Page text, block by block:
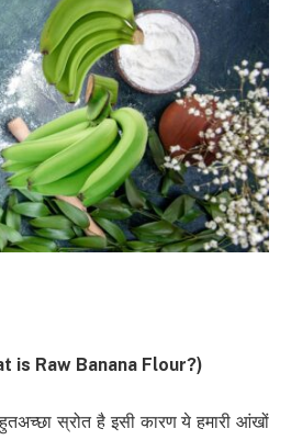
is Raw Banana Flour?)
स्रोत है इसी कारण ये हमारी आंखों